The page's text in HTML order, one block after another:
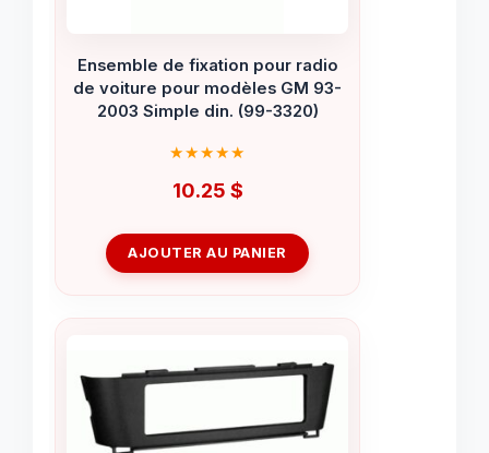
Ensemble de fixation pour radio
de voiture pour modèles GM 93-
2003 Simple din. (99-3320)
10.25 $
AJOUTER AU PANIER